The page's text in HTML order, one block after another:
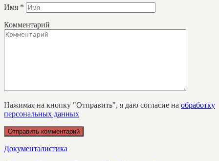
Имя *
Комментарий
Нажимая на кнопку "Отправить", я даю согласие на обработку
персональных данных
Документалистика